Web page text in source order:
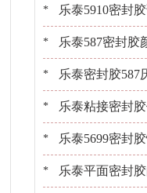
0+年经验工程
粘胶]
* 乐泰5910密封
获取[百乐粘胶
* 乐泰587密封胶
白？[百乐粘胶
* 乐泰密封胶587
封胶平面粘接
* 乐泰粘接密封
些？[百乐粘胶]
* 乐泰5699密封
可以用在金属
* 乐泰平面密封